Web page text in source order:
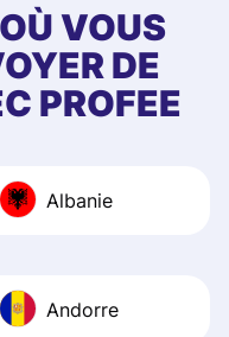
first started
app, and they
quick to provide
and helpful
Recommend it!
VOUS
DE
PROFEE
Albanie
Andorre